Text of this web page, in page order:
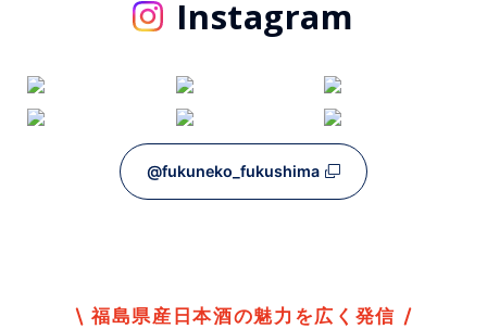
Instagram
@fukuneko_fukushima
福島県産日本酒の魅力を広く発信